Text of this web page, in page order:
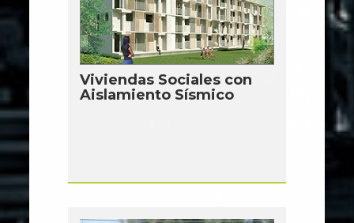
Viviendas Sociales con
Aislamiento Sísmico